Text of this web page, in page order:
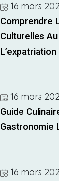
16 mars
Comprendre
Culturelles
L’expatriation
16 mars
Guide
Gastronomie
16 mars